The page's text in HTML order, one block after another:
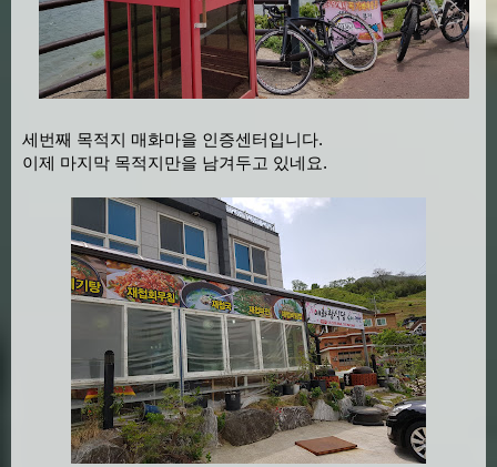
세번째 목적지 매화마을 인증센터입니다.
이제 마지막 목적지만을 남겨두고 있네요.